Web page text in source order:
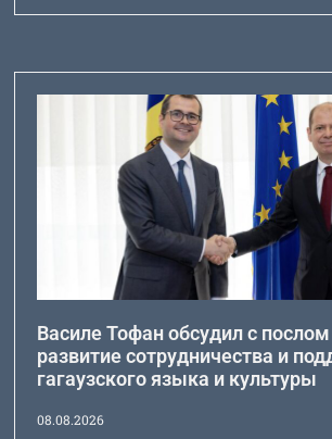
Василе Тофан обсудил с
развитие сотрудничества и
гагаузского языка и культуры
08.08.2026